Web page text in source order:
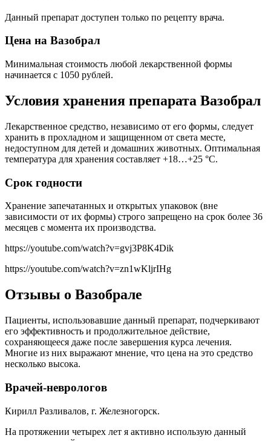
Данный препарат доступен только по рецепту врача.
Цена на Вазобрал
Минимальная стоимость любой лекарственной формы
начинается с 1050 рублей.
Условия хранения препарата Вазобрал
Лекарственное средство, независимо от его формы, следует
хранить в прохладном и защищенном от света месте,
недоступном для детей и домашних животных. Оптимальная
температура для хранения составляет +18…+25 °С.
Срок годности
Хранение запечатанных и открытых упаковок (вне
зависимости от их формы) строго запрещено на срок более 36
месяцев с момента их производства.
https://youtube.com/watch?v=gvj3P8K4Dik
https://youtube.com/watch?v=zn1wKljrIHg
Отзывы о Вазобрале
Пациенты, использовавшие данный препарат, подчеркивают
его эффективность и продолжительное действие,
сохраняющееся даже после завершения курса лечения.
Многие из них выражают мнение, что цена на это средство
несколько высока.
Врачей-неврологов
Кирилл Разливалов, г. Железногорск.
На протяжении четырех лет я активно использую данный